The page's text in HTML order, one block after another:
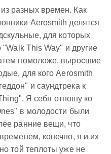
разных времен. Как
Aerosmith делятся
для которых
This Way" и другие
помоложе, выросшие
для кого Aerosmith
и саундтрека к
Я себя отношу ко
в молодости были
ранние вещи, что
конечно, я и их
той теплоты уже не